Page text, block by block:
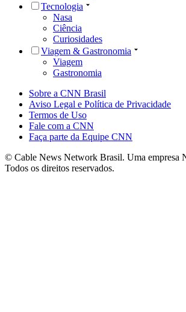
Tecnologia
Nasa
Ciência
Curiosidades
Viagem & Gastronomia
Viagem
Gastronomia
Sobre a CNN Brasil
Aviso Legal e Política de Privacidade
Termos de Uso
Fale com a CNN
Faça parte da Equipe CNN
© Cable News Network Brasil. Uma
Todos os direitos reservados.